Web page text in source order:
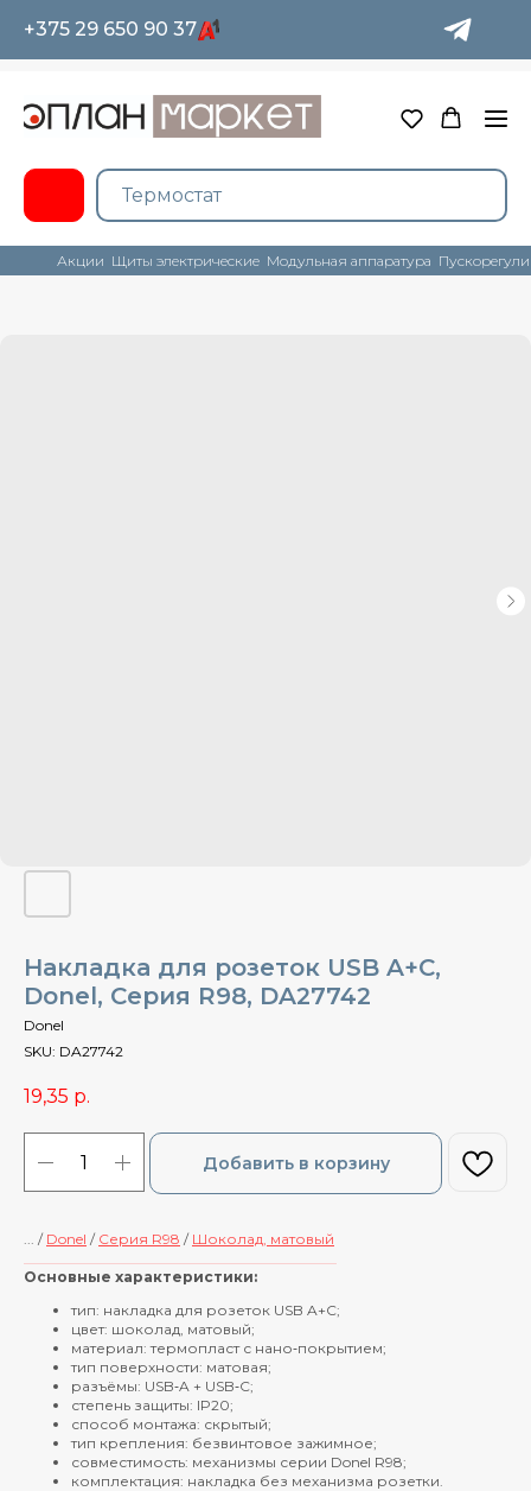
+375 29 650 90 37
Акции Щиты электрические Модульная аппаратура
Накладка для розеток USB A+C,
Donel, Cерия R98, DA27742
Donel
SKU: DA27742
19,35 р.
Добавить в корзину
... / Donel / Cерия R98 / Шоколад, матовый
Основные характеристики:
тип: накладка для розеток USB A+C;
цвет: шоколад, матовый;
материал: термопласт с нано‑покрытием;
тип поверхности: матовая;
разъёмы: USB‑A + USB‑C;
степень защиты: IP20;
способ монтажа: скрытый;
тип крепления: безвинтовое зажимное;
совместимость: механизмы серии Donel R98;
комплектация: накладка без механизма розетки.